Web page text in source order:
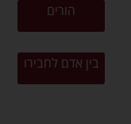
הורים
בין אדם לחבירו